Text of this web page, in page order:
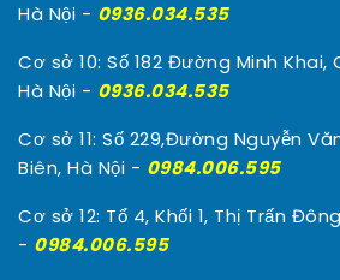
Hà Nội - 0936.034.535
Cơ sở 10: Số 182 Đường Minh Khai,
Hà Nội - 0936.034.535
Cơ sở 11: Số 229,Đường Nguyễn
Biên, Hà Nội - 0984.006.595
Cơ sở 12: Tổ 4, Khối 1, Thị Trấn
- 0984.006.595